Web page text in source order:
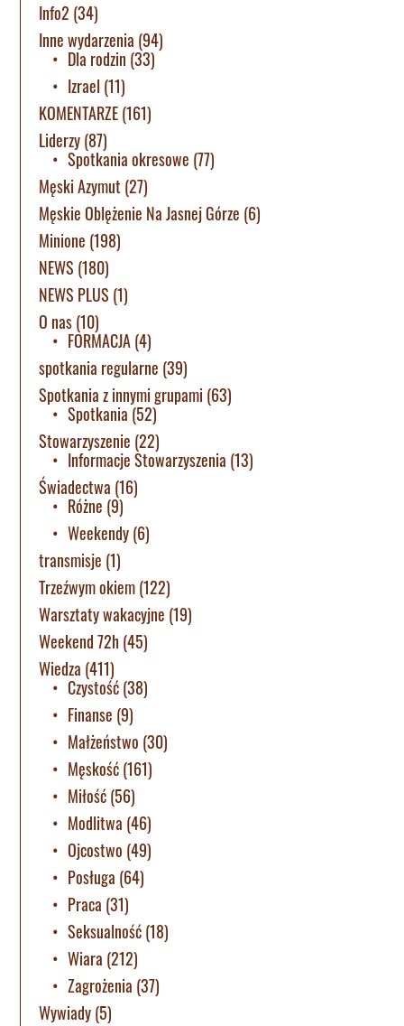
Info2 (34)
Inne wydarzenia (94)
Dla rodzin (33)
Izrael (11)
KOMENTARZE(161)
Liderzy(87)
Spotkania okresowe (77)
Męski Azymut (27)
Męskie Oblężenie Na Jasnej Górze (6)
Minione (198)
NEWS (180)
NEWS PLUS (1)
O nas(10)
FORMACJA(4)
spotkania regularne (39)
Spotkania z innymi grupami (63)
Spotkania (52)
Stowarzyszenie (22)
Informacje Stowarzyszenia (13)
Świadectwa (16)
Różne (9)
Weekendy(6)
transmisje (1)
Trzeźwym okiem(122)
Warsztaty wakacyjne (19)
Weekend 72h(45)
Wiedza (411)
Czystość(38)
Finanse (9)
Małżeństwo (30)
Męskość(161)
Miłość(56)
Modlitwa (46)
Ojcostwo (49)
Posługa (64)
Praca (31)
Seksualność(18)
Wiara (212)
Zagrożenia (37)
Wywiady(5)